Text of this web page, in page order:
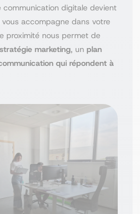
communication digitale devient
vous accompagne dans votre
proximité nous permet de
stratégie marketing, un plan
qui répondent à